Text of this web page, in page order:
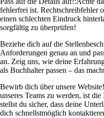
fehlerfrei ist. Rechtschreibfehler
einen schlechten Eindruck
sorgfältig zu überprüfen!
Beziehe dich auf die
Anforderungen genau an und
an. Zeig uns, wie deine
als Buchhalter passen – das
Bewirb dich über unsere
unseres Teams zu werden, ist
stellst du sicher, dass deine
dich schnellstmöglich